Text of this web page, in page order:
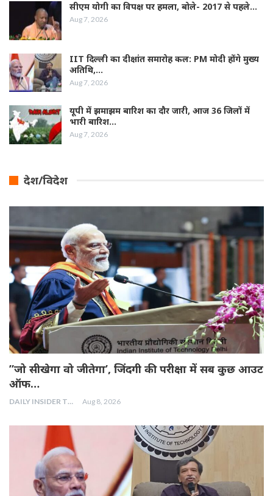
सीएम योगी का विपक्ष पर हमला, बोले- 2017 से पहले…
Aug 7, 2026
IIT दिल्ली का दीक्षांत समारोह कल: PM मोदी होंगे मुख्य
अतिथि,…
Aug 7, 2026
यूपी में झमाझम बारिश का दौर जारी, आज 36 जिलों में
भारी बारिश…
Aug 7, 2026
देश/विदेश
”जो सीखेगा वो जीतेगा’, जिंदगी की परीक्षा में सब कुछ आउट
ऑफ…
DAILY INSIDER TEAM Aug 8, 2026